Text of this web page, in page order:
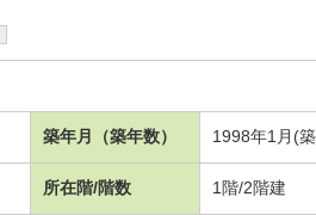
築年月（築年数） 1998年1月(
所在階/階数 1階/2階建